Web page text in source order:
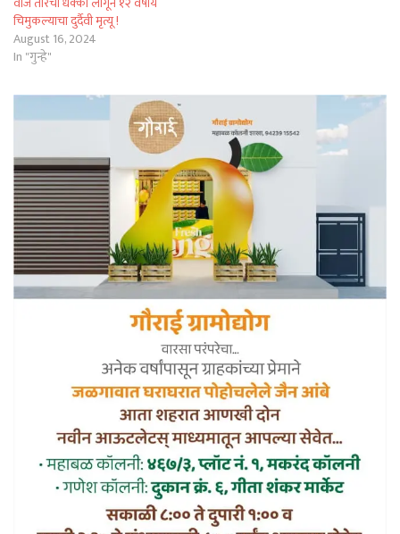
चिमुकल्याचा दुर्दैवी मृत्यू !
August 16, 2024
In "गुन्हे"